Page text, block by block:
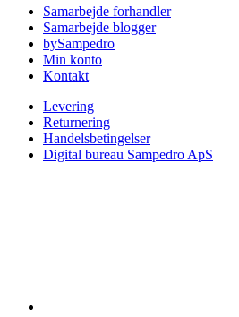
Samarbejde forhandler
Samarbejde blogger
bySampedro
Min konto
Kontakt
Levering
Returnering
Handelsbetingelser
Digital bureau Sampedro ApS